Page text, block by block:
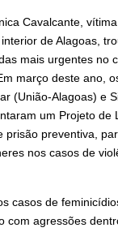
Cavalcante,
de Alagoas,
mais urgentes no
março deste ano,
(União-Alagoas) e
um Projeto de
prisão preventiva,
nos casos de
casos de
com agressões